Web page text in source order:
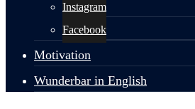
Instagram
Facebook
Motivation
Wunderbar in English